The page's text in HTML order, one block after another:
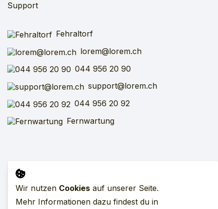
Support
Fehraltorf
lorem@lorem.ch
044 956 20 90
support@lorem.ch
044 956 20 92
Fernwartung
Impressum
Alle Preise exkl. MwSt. zzgl. Versandkosten.
Wir nutzen Cookies auf unserer Seite.
Mehr Informationen dazu findest du in